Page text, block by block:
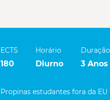
ECTS
180
Horário
Diurno
Duração
3 Anos
Propinas estudantes fora da EU